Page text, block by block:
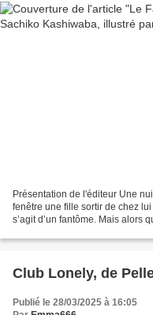
Présentation de l'éditeur Une
fenêtre une fille sortir de chez
s’agit d’un fantôme. Mais alors
Club Lonely, de
Publié le 28/03/2025 à 16:05